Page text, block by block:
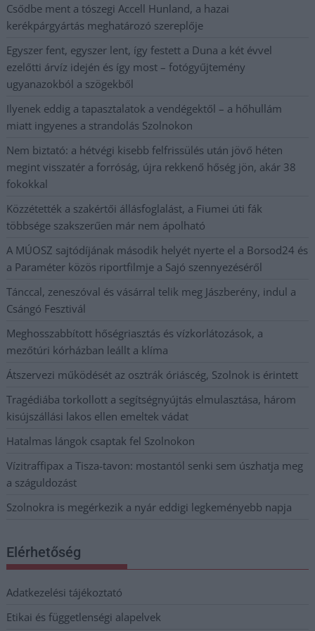
Csődbe ment a tószegi Accell Hunland, a hazai
kerékpárgyártás meghatározó szereplője
Egyszer fent, egyszer lent, így festett a Duna a két évvel
ezelőtti árvíz idején és így most – fotógyűjtemény
ugyanazokból a szögekből
Ilyenek eddig a tapasztalatok a vendégektől – a hőhullám
miatt ingyenes a strandolás Szolnokon
Nem biztató: a hétvégi kisebb felfrissülés után jövő héten
megint visszatér a forróság, újra rekkenő hőség jön, akár 38
fokokkal
Közzétették a szakértői állásfoglalást, a Fiumei úti fák
többsége szakszerűen már nem ápolható
A MÚOSZ sajtódíjának második helyét nyerte el a Borsod24 és
a Paraméter közös riportfilmje a Sajó szennyezéséről
Tánccal, zeneszóval és vásárral telik meg Jászberény, indul a
Csángó Fesztivál
Meghosszabbított hőségriasztás és vízkorlátozások, a
mezőtúri kórházban leállt a klíma
Átszervezi működését az osztrák óriáscég, Szolnok is érintett
Tragédiába torkollott a segítségnyújtás elmulasztása, három
kisújszállási lakos ellen emeltek vádat
Hatalmas lángok csaptak fel Szolnokon
Vízitraffipax a Tisza-tavon: mostantól senki sem úszhatja meg
a száguldozást
Szolnokra is megérkezik a nyár eddigi legkeményebb napja
Elérhetőség
Adatkezelési tájékoztató
Etikai és függetlenségi alapelvek